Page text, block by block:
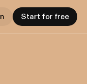
Start for free